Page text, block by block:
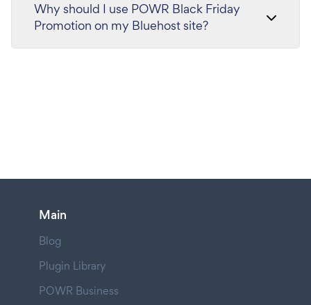
Why should I use POWR Black Friday
Promotion on my Bluehost site?
Main
Blog
Plugin Library
POWR Business